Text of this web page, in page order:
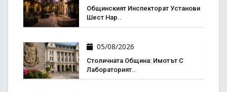
Общинският Инспекторат Установи
Шест Нар..
05/08/2026
Столичната Община: Имотът С
Лабораторият..